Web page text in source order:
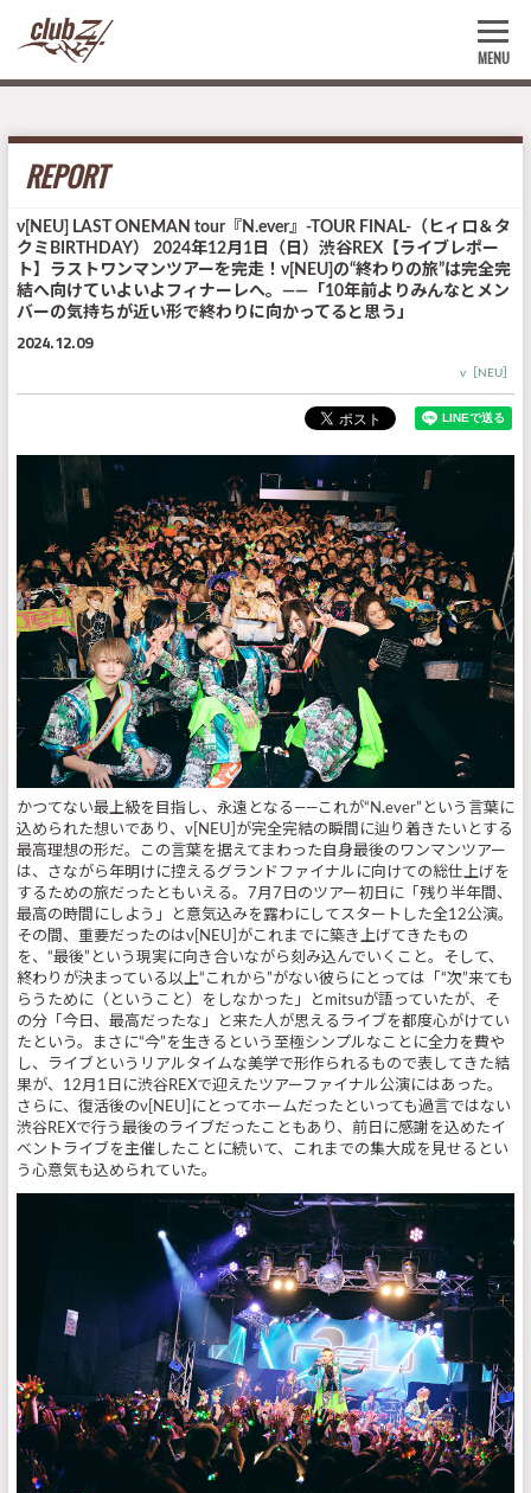
MENU
REPORT
ν[NEU] LAST ONEMAN tour『N.ever』-TOUR FINAL-（ヒィロ＆タ
クミBIRTHDAY） 2024年12月1日（日）渋谷REX【ライブレポー
ト】ラストワンマンツアーを完走！ν[NEU]の“終わりの旅”は完全完
結へ向けていよいよフィナーレへ。――「10年前よりみんなとメン
バーの気持ちが近い形で終わりに向かってると思う」
2024.12.09
ν［NEU］
かつてない最上級を目指し、永遠となる――これが“N.ever”という言葉に
込められた想いであり、ν[NEU]が完全完結の瞬間に辿り着きたいとする
最高理想の形だ。この言葉を据えてまわった自身最後のワンマンツアー
は、さながら年明けに控えるグランドファイナルに向けての総仕上げを
するための旅だったともいえる。7月7日のツアー初日に「残り半年間、
最高の時間にしよう」と意気込みを露わにしてスタートした全12公演。
その間、重要だったのはν[NEU]がこれまでに築き上げてきたもの
を、“最後”という現実に向き合いながら刻み込んでいくこと。そして、
終わりが決まっている以上“これから”がない彼らにとっては「“次”来ても
らうために（ということ）をしなかった」とmitsuが語っていたが、そ
の分「今日、最高だったな」と来た人が思えるライブを都度心がけてい
たという。まさに“今”を生きるという至極シンプルなことに全力を費や
し、ライブというリアルタイムな美学で形作られるもので表してきた結
果が、12月1日に渋谷REXで迎えたツアーファイナル公演にはあった。
さらに、復活後のν[NEU]にとってホームだったといっても過言ではない
渋谷REXで行う最後のライブだったこともあり、前日に感謝を込めたイ
ベントライブを主催したことに続いて、これまでの集大成を見せるとい
う心意気も込められていた。